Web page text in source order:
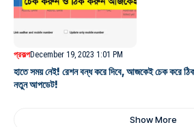
প্রকল্পDecember 19, 2023 1:01 PM
হাতে সময় নেই! রেশন বন্ধ করে দিবে, আজকেই চেক করে
নতুন আপডেট!
Show More